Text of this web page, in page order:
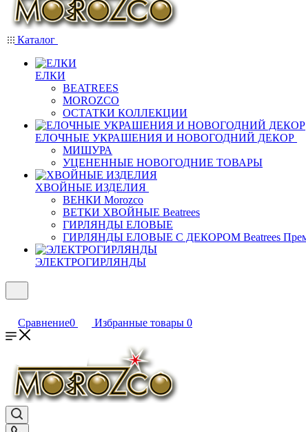
Каталог
ЕЛКИ
BEATREES
MOROZCO
ОСТАТКИ КОЛЛЕКЦИИ
ЕЛОЧНЫЕ УКРАШЕНИЯ И НОВОГОДНИЙ ДЕКОР
МИШУРА
УЦЕНЕННЫЕ НОВОГОДНИЕ ТОВАРЫ
ХВОЙНЫЕ ИЗДЕЛИЯ
ВЕНКИ Morozco
ВЕТКИ ХВОЙНЫЕ Beatrees
ГИРЛЯНДЫ ЕЛОВЫЕ
ГИРЛЯНДЫ ЕЛОВЫЕ С ДЕКОРОМ Beatrees
ЭЛЕКТРОГИРЛЯНДЫ
Сравнение0 Избранные товары 0